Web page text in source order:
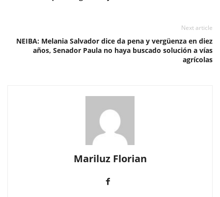
Next article
NEIBA: Melania Salvador dice da pena y vergüenza en diez
años, Senador Paula no haya buscado solución a vías
agrícolas
Mariluz Florian